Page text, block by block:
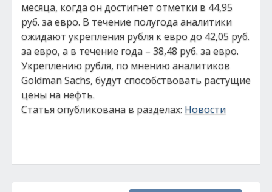
месяца, когда он достигнет отметки в 44,95
руб. за евро. В течение полугода аналитики
ожидают укрепления рубля к евро до 42,05 руб.
за евро, а в течение года – 38,48 руб. за евро.
Укреплению рубля, по мнению аналитиков
Goldman Sachs, будут способствовать растущие
цены на нефть.
Статья опубликована в разделах: Новости